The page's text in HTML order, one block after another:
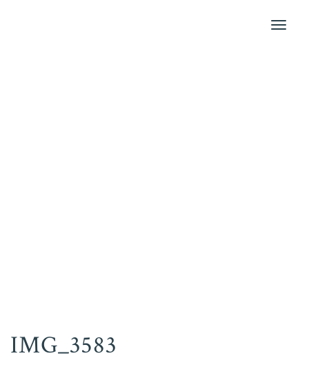
Toggle
IMG_3583